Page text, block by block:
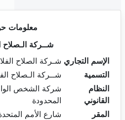
معلومات
شــركة الـصلاح
الإسم التجاري شـركة الصلاح
التسمية
شــركة الـصلاح
النظام
القانوني
شركة الشخص
المحدودة
المقر
شارع الأمم المتحدة 3100